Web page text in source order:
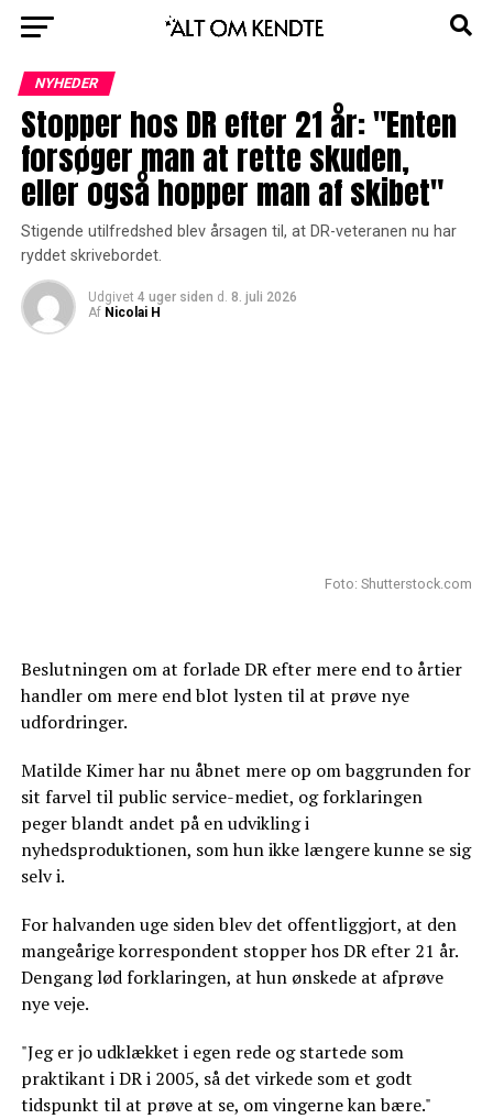
NYHEDER
Stopper hos DR efter 21 år: "Enten
forsøger man at rette skuden,
eller også hopper man af skibet"
Stigende utilfredshed blev årsagen til, at DR-veteranen nu har
ryddet skrivebordet.
Udgivet 4 uger siden d. 8. juli 2026
Af Nicolai H
Foto: Shutterstock.com
Beslutningen om at forlade DR efter mere end to årtier
handler om mere end blot lysten til at prøve nye
udfordringer.
Matilde Kimer har nu åbnet mere op om baggrunden for
sit farvel til public service-mediet, og forklaringen
peger blandt andet på en udvikling i
nyhedsproduktionen, som hun ikke længere kunne se sig
selv i.
For halvanden uge siden blev det offentliggjort, at den
mangeårige korrespondent stopper hos DR efter 21 år.
Dengang lød forklaringen, at hun ønskede at afprøve
nye veje.
"Jeg er jo udklækket i egen rede og startede som
praktikant i DR i 2005, så det virkede som et godt
tidspunkt til at prøve at se, om vingerne kan bære."